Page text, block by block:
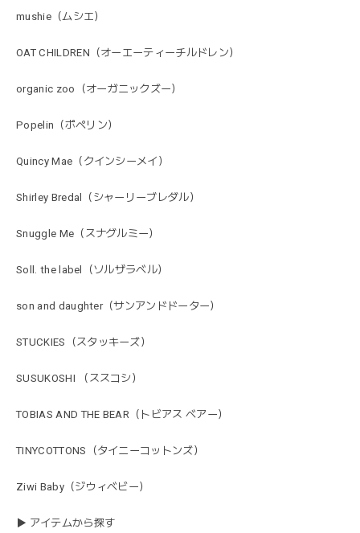
mushie（ムシエ）
OAT CHILDREN（オーエーティーチルドレン）
organic zoo（オーガニックズー）
Popelin（ポペリン）
Quincy Mae（クインシーメイ）
Shirley Bredal（シャーリーブレダル）
Snuggle Me（スナグルミー）
Soll. the label（ソルザラベル）
son and daughter（サンアンドドーター）
STUCKIES（スタッキーズ）
SUSUKOSHI （ススコシ）
TOBIAS AND THE BEAR（トビアス ベアー）
TINYCOTTONS（タイニーコットンズ）
Ziwi Baby（ジウィベビー）
▶ アイテムから探す